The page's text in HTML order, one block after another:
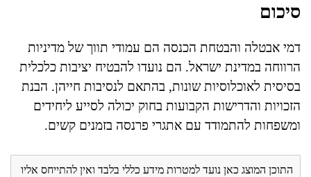
סיכום
דמי אבטלה והבטחת הכנסה הם עמודי תווך של מדיניות
הרווחה במדינת ישראל. הם נועדו להבטיח יציבות כלכלית
בסיסית לאוכלוסיות שונות, בהתאם לנסיבות חייהן. הבנת
הזכויות והדרישות הקבועות בחוק יכולה לסייע ליחידים
ומשפחות להתמודד עם אתגרי פרנסה בזמנים קשים.
התוכן המוצג כאן נועד למטרות מידע כללי בלבד ואין להתייחס אליו